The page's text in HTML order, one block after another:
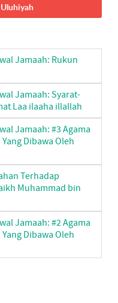
Jamaah: Rukun
Jamaah: Syarat-
Laa ilaaha illallah
Jamaah: #3 Agama
Dibawa Oleh
Terhadap
Muhammad bin
Jamaah: #2 Agama
Dibawa Oleh